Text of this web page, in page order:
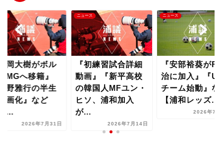
岡大樹がボル
MGへ移籍』
野雅行の半生
画化』など
...
2026年7月31日
ニュース
『初練習試合詳細
動画』『新平高校
の韓国人MFユン・
ヒソ、浦和加入
が...
2026年7月14日
ニュース
『安部裕葵が
治に加入』『
チーム始動』な
【浦和レッズ...
2026年7